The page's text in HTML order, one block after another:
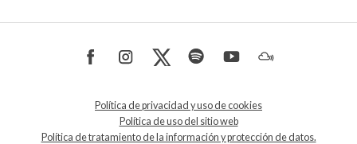
Política de privacidad y uso de cookies
Política de uso del sitio web
Política de tratamiento de la información y protección de datos.